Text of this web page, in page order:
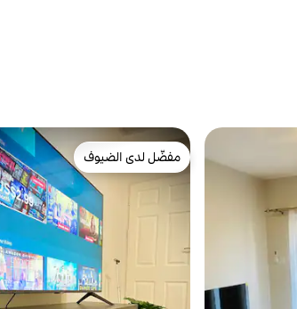
مفضّل لدى الضيوف
مفضّل لدى الضيوف